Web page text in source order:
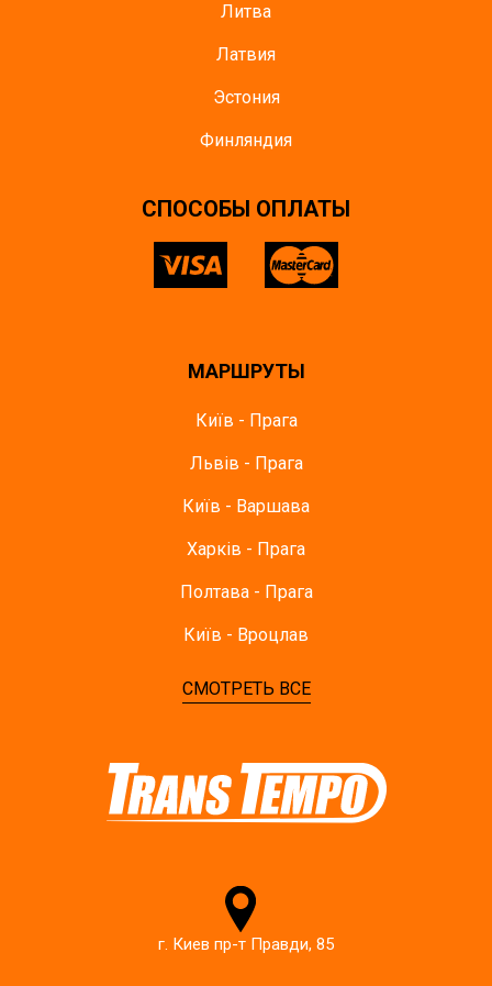
Литва
Латвия
Эстония
Финляндия
CПОСОБЫ ОПЛАТЫ
МАРШРУТЫ
Київ - Прага
Львів - Прага
Київ - Варшава
Харків - Прага
Полтава - Прага
Київ - Вроцлав
СМОТРЕТЬ ВСЕ
г. Киев пр-т Правди, 85